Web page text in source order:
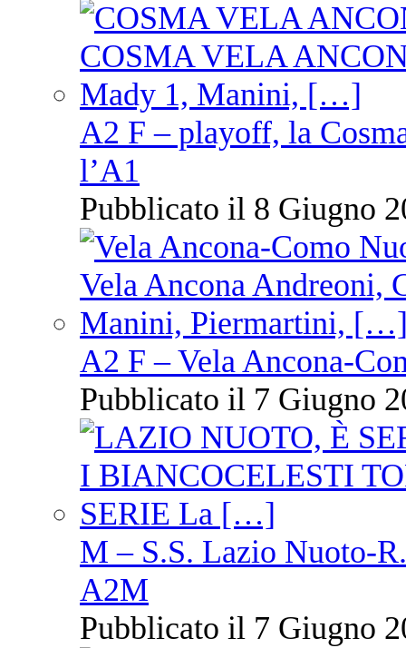
A2 F – playoff, la
l’A1
Pubblicato il 8 Giugno
A2 F – Vela Ancona-
Pubblicato il 7 Giugno
M – S.S. Lazio Nuoto-
A2M
Pubblicato il 7 Giugno